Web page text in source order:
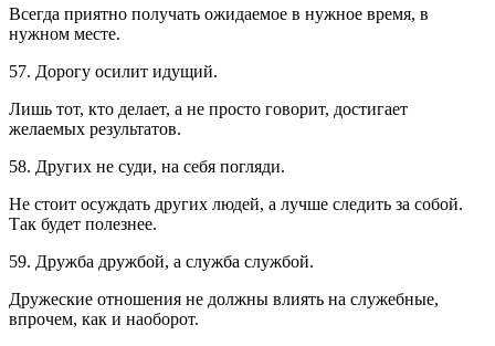
Всегда приятно получать ожидаемое в нужное время, в
нужном месте.
57. Дорогу осилит идущий.
Лишь тот, кто делает, а не просто говорит, достигает
желаемых результатов.
58. Других не суди, на себя погляди.
Не стоит осуждать других людей, а лучше следить за собой.
Так будет полезнее.
59. Дружба дружбой, а служба службой.
Дружеские отношения не должны влиять на служебные,
впрочем, как и наоборот.